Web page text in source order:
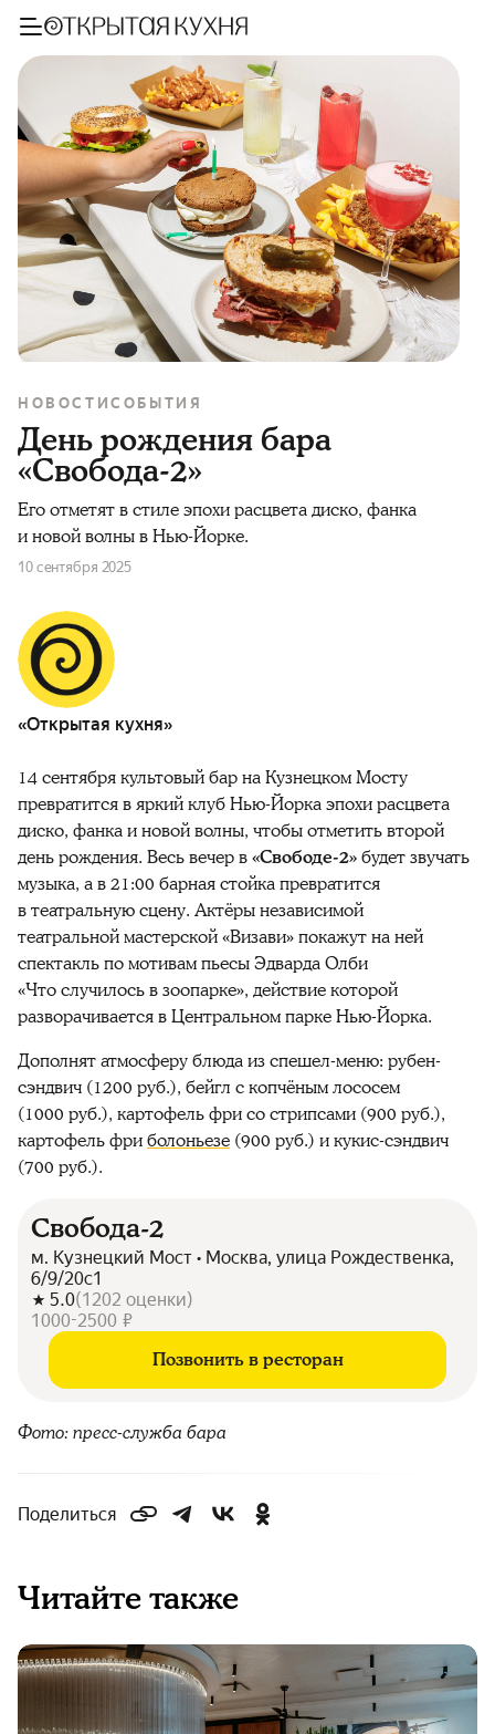
НОВОСТИСОБЫТИЯ
День рождения бара
«Свобода-2»
Его отметят в стиле эпохи расцвета диско, фанка
и новой волны в Нью-Йорке.
10 сентября 2025
«Открытая кухня»
14 сентября культовый бар на Кузнецком Мосту
превратится в яркий клуб Нью-Йорка эпохи расцвета
диско, фанка и новой волны, чтобы отметить второй
день рождения. Весь вечер в«Свободе-2»будет звучать
музыка, а в 21:00 барная стойка превратится
в театральную сцену. Актёры независимой
театральноймастерской «Визави» покажут на ней
спектакль по мотивам пьесы Эдварда Олби
«Чтослучилось в зоопарке», действие которой
разворачивается в Центральном парке Нью-Йорка.
Дополнят атмосферу блюда из спешел-меню: рубен-
сэндвич (1200 руб.), бейгл с копчёным лососем
(1000 руб.), картофель фри со стрипсами (900 руб.),
картофель фриболоньезе (900 руб.) и кукис-сэндвич
(700 руб.).
Свобода-2
м. Кузнецкий Мост • Москва, улица Рождественка,
6/9/20с1
5.0(1202 оценки)
1000-2500 ₽
Позвонить в ресторан
Фото: пресс-служба бара
Поделиться
Читайте также